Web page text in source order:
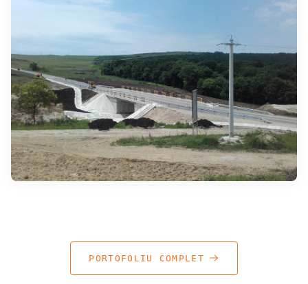
POD DUMBRĂVENI – DN 14
PORTOFOLIU COMPLET